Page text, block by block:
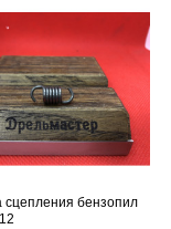
сцепления бензопил